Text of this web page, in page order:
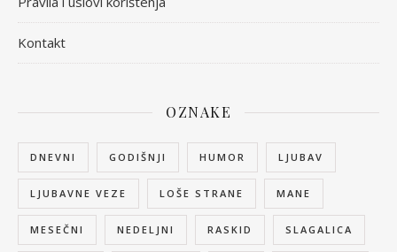
Kontakt
OZNAKE
DNEVNI GODIŠNJI HUMOR LJUBAV
LJUBAVNE VEZE LOŠE STRANE MANE
MESEČNI NEDELJNI RASKID SLAGALICA